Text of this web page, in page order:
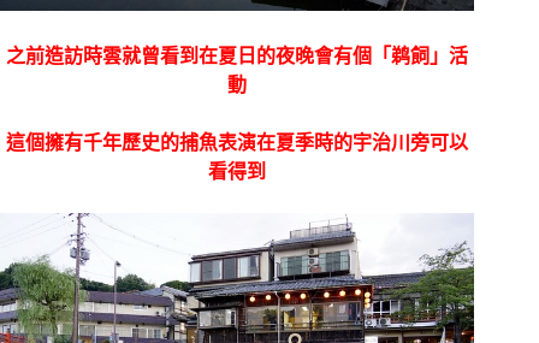
之前造訪時雲就曾看到在夏日的夜晚會有個「鹈飼」活
動
這個擁有千年歷史的捕魚表演在夏季時的宇治川旁可以
看得到